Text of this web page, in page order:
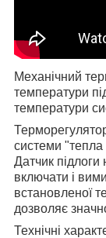
Механічний
температури
температури
системи "тепла
Датчик
включати і
встановленої
дозволяє
Технічні